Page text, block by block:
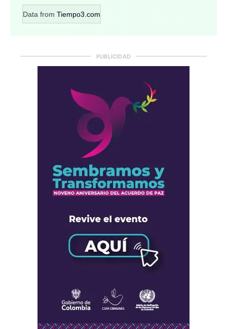
Data from Tiempo3.com
PUBLICIDAD